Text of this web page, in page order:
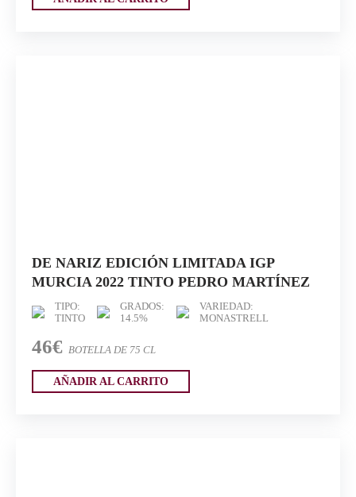
DE NARIZ EDICIÓN LIMITADA IGP
MURCIA 2022 TINTO PEDRO MARTÍNEZ
TIPO:
TINTO
GRADOS:
14.5%
VARIEDAD:
MONASTRELL
46€ BOTELLA DE 75 CL
AÑADIR AL CARRITO